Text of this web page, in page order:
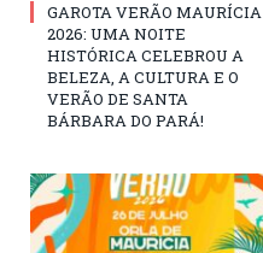
GAROTA VERÃO MAURÍCIA
2026: UMA NOITE
HISTÓRICA CELEBROU A
BELEZA, A CULTURA E O
VERÃO DE SANTA
BÁRBARA DO PARÁ!